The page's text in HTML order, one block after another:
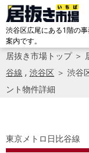
渋谷区広尾にある1階の
案内です。
居抜き市場トップ＞
谷線 , 渋谷区 ＞ 渋谷
ント物件詳細
東京メトロ日比谷線